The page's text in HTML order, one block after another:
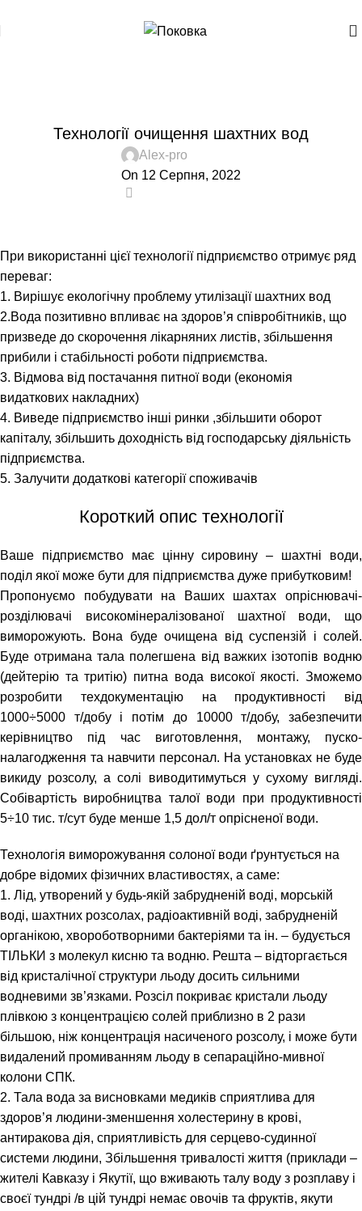
Технології очищення шахтних вод
Alex-pro
On 12 Серпня, 2022
При використанні цієї технології підприємство отримує ряд
переваг:
1. Вирішує екологічну проблему утилізації шахтних вод
2.Вода позитивно впливає на здоров’я співробітників, що
призведе до скорочення лікарняних листів, збільшення
прибили і стабільності роботи підприємства.
3. Відмова від постачання питної води (економія
видаткових накладних)
4. Виведе підприємство інші ринки ,збільшити оборот
капіталу, збільшить доходність від господарську діяльність
підприємства.
5. Залучити додаткові категорії споживачів
Короткий опис технології
Ваше підприємство має цінну сировину – шахтні води,
поділ якої може бути для підприємства дуже прибутковим!
Пропонуємо побудувати на Ваших шахтах опріснювачі-
розділювачі високомінералізованої шахтної води, що
виморожують. Вона буде очищена від суспензій і солей.
Буде отримана тала полегшена від важких ізотопів водню
(дейтерію та тритію) питна вода високої якості. Зможемо
розробити техдокументацію на продуктивності від
1000÷5000 т/добу і потім до 10000 т/добу, забезпечити
керівництво під час виготовлення, монтажу, пуско-
налагодження та навчити персонал. На установках не буде
викиду розсолу, а солі виводитимуться у сухому вигляді.
Собівартість виробництва талої води при продуктивності
5÷10 тис. т/сут буде менше 1,5 дол/т опрісненої води.
Технологія виморожування солоної води ґрунтується на
добре відомих фізичних властивостях, а саме:
1. Лід, утворений у будь-якій забрудненій воді, морській
воді, шахтних розсолах, радіоактивній воді, забрудненій
органікою, хвороботворними бактеріями та ін. – будується
ТІЛЬКИ з молекул кисню та водню. Решта – відторгається
від кристалічної структури льоду досить сильними
водневими зв’язками. Розсіл покриває кристали льоду
плівкою з концентрацією солей приблизно в 2 рази
більшою, ніж концентрація насиченого розсолу, і може бути
видалений промиванням льоду в сепараційно-мивної
колони СПК.
2. Тала вода за висновками медиків сприятлива для
здоров’я людини-зменшення холестерину в крові,
антиракова дія, сприятливість для серцево-судинної
системи людини, Збільшення тривалості життя (приклади –
жителі Кавказу і Якутії, що вживають талу воду з розплаву і
своєї тундрі /в цій тундрі немає овочів та фруктів, якути